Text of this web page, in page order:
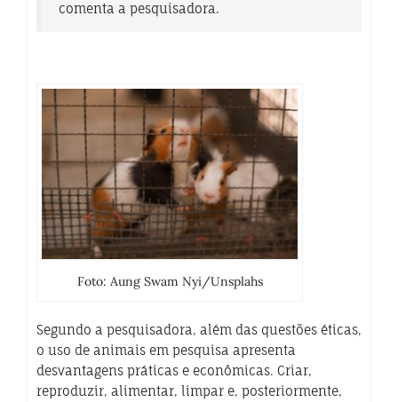
comenta a pesquisadora.
Foto: Aung Swam Nyi/Unsplahs
Segundo a pesquisadora, além das questões éticas,
o uso de animais em pesquisa apresenta
desvantagens práticas e econômicas. Criar,
reproduzir, alimentar, limpar e, posteriormente,